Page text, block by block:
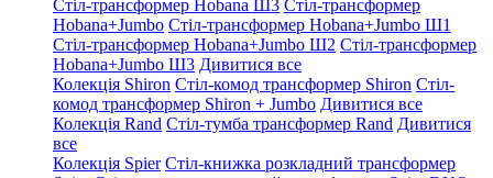
Стіл-трансформер Hobana Ш3 Стіл-трансформер
Hobana+Jumbo Стіл-трансформер Hobana+Jumbo Ш1
Стіл-трансформер Hobana+Jumbo Ш2 Стіл-трансформер
Hobana+Jumbo Ш3 Дивитися все
Колекція Shiron Стіл-комод трансформер Shiron Стіл-
комод трансформер Shiron + Jumbo Дивитися все
Колекція Rand Стіл-тумба трансформер Rand Дивитися
все
Колекція Spier Стіл-книжка розкладний трансформер